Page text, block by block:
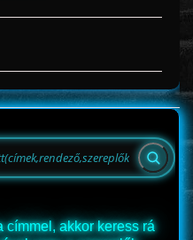
címmel, akkor keress rá